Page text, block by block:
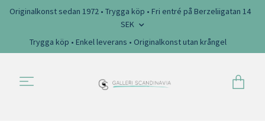
Originalkonst sedan 1972 • Trygga köp • Fri entré på Berzeliigatan 14
SEK
Trygga köp • Enkel leverans • Originalkonst utan krångel